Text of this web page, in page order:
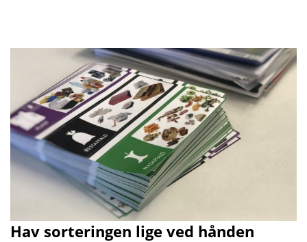
Hav sorteringen lige ved hånden